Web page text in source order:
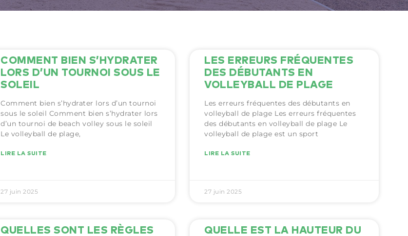
COMMENT BIEN S’HYDRATER
LORS D’UN TOURNOI SOUS LE
SOLEIL
Comment bien s’hydrater lors d’un tournoi
sous le soleil Comment bien s’hydrater lors
d’un tournoi de beach volley sous le soleil
Le volleyball de plage,
LIRE LA SUITE
27 juin 2025
LES ERREURS FRÉQUENTES
DES DÉBUTANTS EN
VOLLEYBALL DE PLAGE
Les erreurs fréquentes des débutants en
volleyball de plage Les erreurs fréquentes
des débutants en volleyball de plage Le
volleyball de plage est un sport
LIRE LA SUITE
27 juin 2025
QUELLES SONT LES RÈGLES
QUELLE EST LA HAUTEUR DU